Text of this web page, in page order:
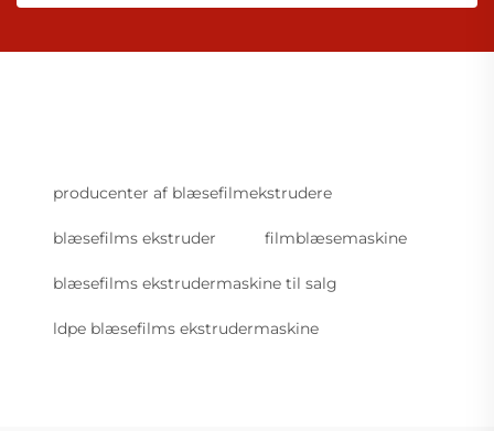
producenter af blæsefilmekstrudere
blæsefilms ekstruder filmblæsemaskine
blæsefilms ekstrudermaskine til salg
ldpe blæsefilms ekstrudermaskine